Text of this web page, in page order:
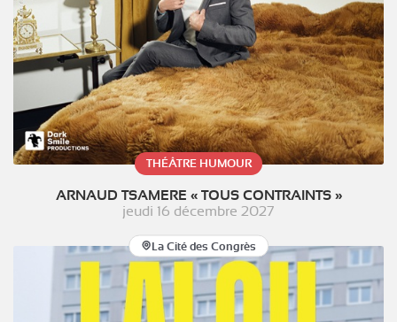
THÉÂTRE HUMOUR
ARNAUD TSAMERE « TOUS CONTRAINTS »
jeudi 16 décembre 2027
La Cité des Congrès